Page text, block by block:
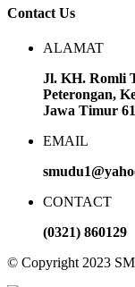
Contact Us
ALAMAT
Jl. KH. Romli
Peterongan,
Jawa Timur
EMAIL
CONTACT
(0321) 860129
© Copyright 2023